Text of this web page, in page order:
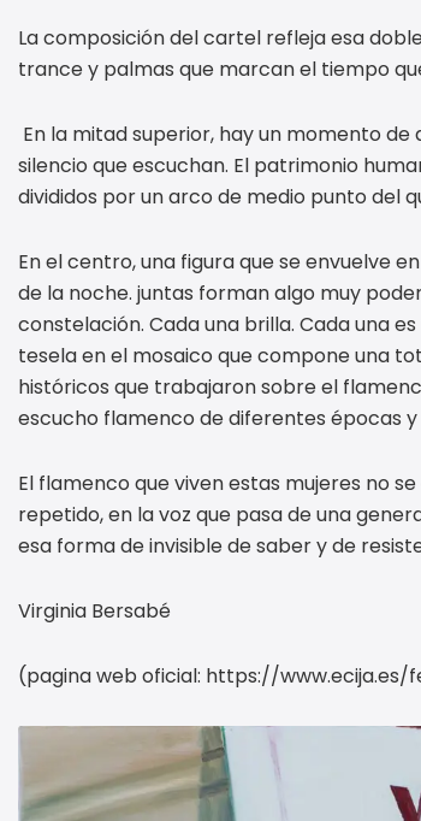
La composición del cartel refleja esa
trance y palmas que marcan el tiempo
En la mitad superior, hay un momento
silencio que escuchan. El patrimonio
divididos por un arco de medio punto del
En el centro, una figura que se envuelve
de la noche. juntas forman algo muy
constelación. Cada una brilla. Cada una
tesela en el mosaico que compone una
históricos que trabajaron sobre el
escucho flamenco de diferentes épocas
El flamenco que viven estas mujeres no
repetido, en la voz que pasa de una
esa forma de invisible de saber y de
Virginia Bersabé
(pagina web oficial: https://